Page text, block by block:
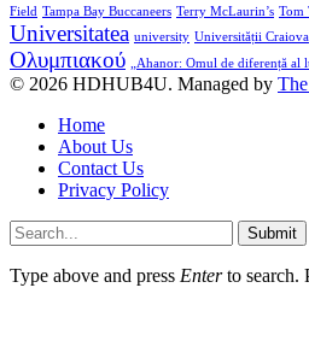
Field Tampa Bay Buccaneers Terry McLaurin’s Tom
Universitatea university Universității Craiova
Ολυμπιακού „Ahanor: Omul de diferență al
© 2026 HDHUB4U. Managed by
Home
About Us
Contact Us
Privacy Policy
Submit
Type above and press Enterto search.